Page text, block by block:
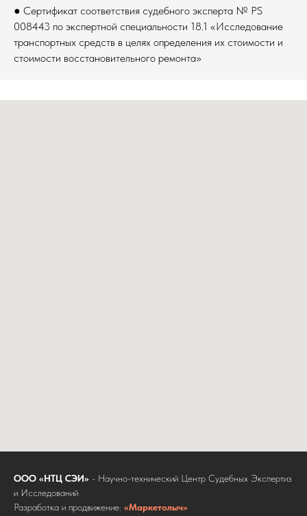
● Сертификат соответствия судебного эксперта № PS
008443 по экспертной специальности 18.1 «Исследование
транспортных средств в целях определения их стоимости и
стоимости восстановительного ремонта»
ООО «НТЦ СЭИ» - Научно-технический Центр Судебных Экспертиз
и Исследований
Разработка и продвижение: «Маркетолыч»